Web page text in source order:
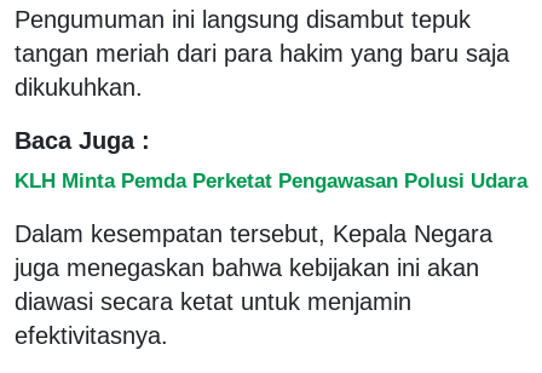
Pengumuman ini langsung disambut tepuk
tangan meriah dari para hakim yang baru saja
dikukuhkan.
Baca Juga :
KLH Minta Pemda Perketat Pengawasan Polusi Udara
Dalam kesempatan tersebut, Kepala Negara
juga menegaskan bahwa kebijakan ini akan
diawasi secara ketat untuk menjamin
efektivitasnya.